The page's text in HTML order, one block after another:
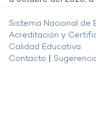
Sistema Nacional de
Acreditación y
Calidad Educativa
Contacto